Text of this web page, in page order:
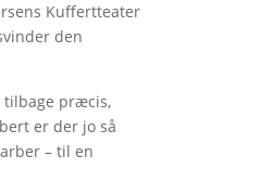
Kuffertteater
den
tilbage præcis,
er der jo så
– til en